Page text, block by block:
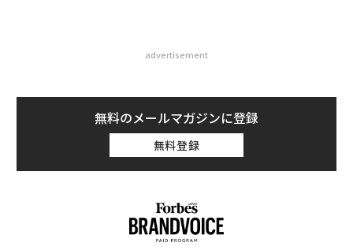
advertisement
無料のメールマガジンに登録
無料登録